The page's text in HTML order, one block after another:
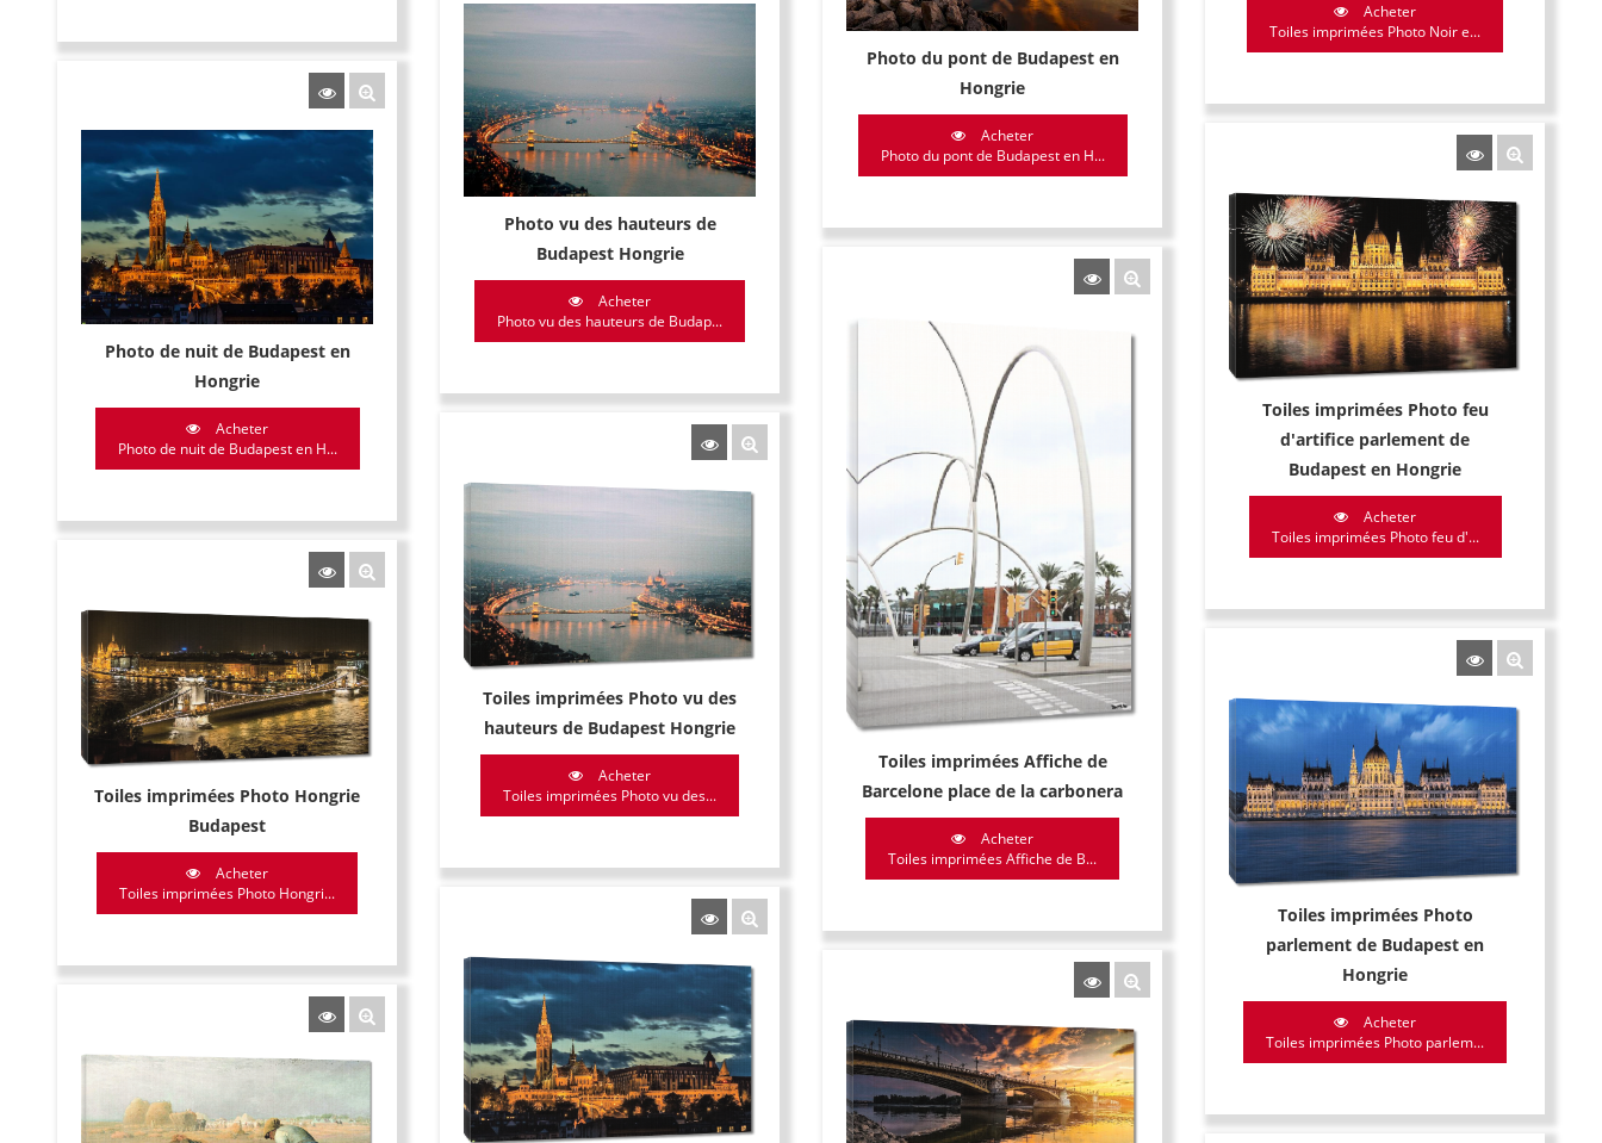
Acheter
Toiles imprimées Photo Noir e...
Photo du pont de Budapest en
Hongrie
Acheter
Photo du pont de Budapest en H...
Photo vu des hauteurs de
Budapest Hongrie
Acheter
Photo vu des hauteurs de Budap...
Photo de nuit de Budapest en
Hongrie
Acheter
Photo de nuit de Budapest en H...
Toiles imprimées Photo feu
d'artifice parlement de
Budapest en Hongrie
Acheter
Toiles imprimées Photo feu d'...
Toiles imprimées Affiche de
Barcelone place de la carbonera
Acheter
Toiles imprimées Affiche de B...
Toiles imprimées Photo vu des
hauteurs de Budapest Hongrie
Acheter
Toiles imprimées Photo vu des...
Toiles imprimées Photo Hongrie
Budapest
Acheter
Toiles imprimées Photo Hongri...
Toiles imprimées Photo
parlement de Budapest en
Hongrie
Acheter
Toiles imprimées Photo parlem...